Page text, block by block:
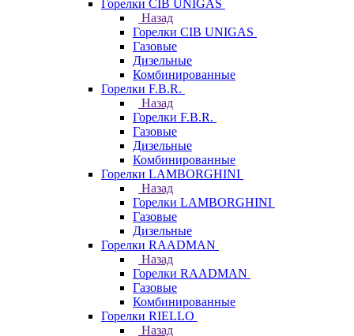
Горелки CIB UNIGAS
Назад
Горелки CIB UNIGAS
Газовые
Дизельные
Комбинированные
Горелки F.B.R.
Назад
Горелки F.B.R.
Газовые
Дизельные
Комбинированные
Горелки LAMBORGHINI
Назад
Горелки LAMBORGHINI
Газовые
Дизельные
Горелки RAADMAN
Назад
Горелки RAADMAN
Газовые
Комбинированные
Горелки RIELLO
Назад